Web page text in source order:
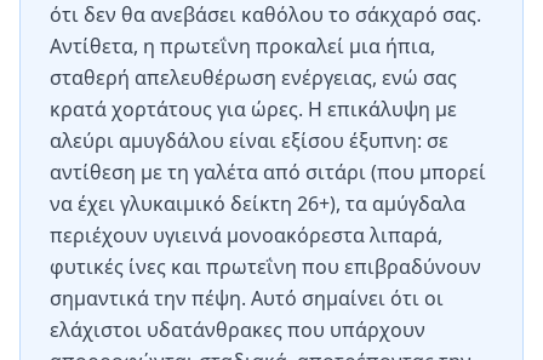
ότι δεν θα ανεβάσει καθόλου το σάκχαρό σας.
Αντίθετα, η πρωτεΐνη προκαλεί μια ήπια,
σταθερή απελευθέρωση ενέργειας, ενώ σας
κρατά χορτάτους για ώρες. Η επικάλυψη με
αλεύρι αμυγδάλου είναι εξίσου έξυπνη: σε
αντίθεση με τη γαλέτα από σιτάρι (που μπορεί
να έχει γλυκαιμικό δείκτη 26+), τα αμύγδαλα
περιέχουν υγιεινά μονοακόρεστα λιπαρά,
φυτικές ίνες και πρωτεΐνη που επιβραδύνουν
σημαντικά την πέψη. Αυτό σημαίνει ότι οι
ελάχιστοι υδατάνθρακες που υπάρχουν